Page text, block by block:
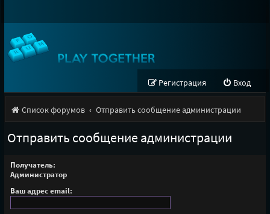
Вход
Регистрация
Список форумов Отправить сообщение администрации
Отправить сообщение администрации
Получатель:
Администратор
Ваш адрес email: